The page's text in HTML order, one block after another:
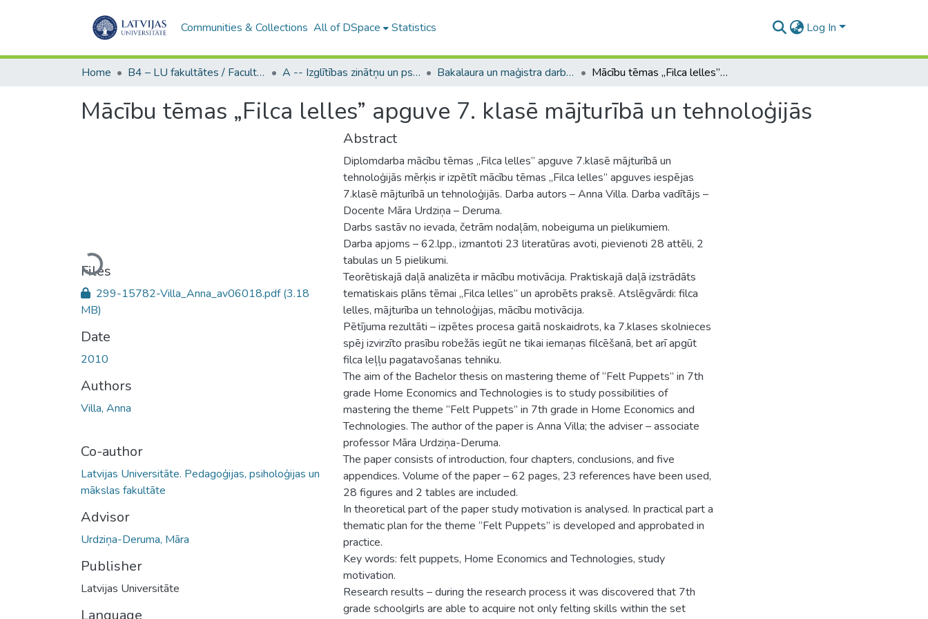
Communities & Collections All of DSpace Statistics Log In
Home B4 – LU fakultātes / Faculties of the UL A -- Izglītības zinātņu un psiholoģijas fakultāte / Faculty of Education Sciences and Psychology Bakalaura un maģistra darbi (PPMF) / Bachelor's and Master's theses Mācību tēmas „Filca lelles” apguve 7. klasē mājturībā un tehnoloģijās
Mācību tēmas „Filca lelles” apguve 7. klasē mājturībā un tehnoloģijās
Loading...
Files
299-15782-Villa_Anna_av06018.pdf(3.18
MB)
Date
2010
Authors
Villa, Anna
Co-author
Latvijas Universitāte. Pedagoģijas, psiholoģijas un
mākslas fakultāte
Advisor
Urdziņa-Deruma, Māra
Publisher
Latvijas Universitāte
Language
Abstract
Diplomdarba mācību tēmas „Filca lelles” apguve 7.klasē mājturībā un
tehnoloģijās mērķis ir izpētīt mācību tēmas „Filca lelles” apguves iespējas
7.klasē mājturībā un tehnoloģijās. Darba autors – Anna Villa. Darba vadītājs –
Docente Māra Urdziņa – Deruma.
Darbs sastāv no ievada, četrām nodaļām, nobeiguma un pielikumiem.
Darba apjoms – 62.lpp., izmantoti 23 literatūras avoti, pievienoti 28 attēli, 2
tabulas un 5 pielikumi.
Teorētiskajā daļā analizēta ir mācību motivācija. Praktiskajā daļā izstrādāts
tematiskais plāns tēmai „Filca lelles” un aprobēts praksē. Atslēgvārdi: filca
lelles, mājturība un tehnoloģijas, mācību motivācija.
Pētījuma rezultāti – izpētes procesa gaitā noskaidrots, ka 7.klases skolnieces
spēj izvirzīto prasību robežās iegūt ne tikai iemaņas filcēšanā, bet arī apgūt
filca leļļu pagatavošanas tehniku.
The aim of the Bachelor thesis on mastering theme of “Felt Puppets” in 7th
grade Home Economics and Technologies is to study possibilities of
mastering the theme “Felt Puppets” in 7th grade in Home Economics and
Technologies. The author of the paper is Anna Villa; the adviser – associate
professor Māra Urdziņa-Deruma.
The paper consists of introduction, four chapters, conclusions, and five
appendices. Volume of the paper – 62 pages, 23 references have been used,
28 figures and 2 tables are included.
In theoretical part of the paper study motivation is analysed. In practical part a
thematic plan for the theme “Felt Puppets” is developed and approbated in
practice.
Key words: felt puppets, Home Economics and Technologies, study
motivation.
Research results – during the research process it was discovered that 7th
grade schoolgirls are able to acquire not only felting skills within the set